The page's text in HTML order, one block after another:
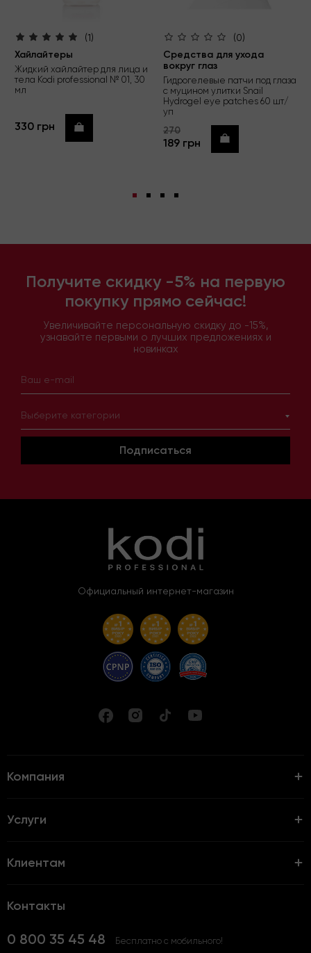
(1)
Хайлайтеры
Жидкий хайлайтер для лица и
тела Kodi professional № 01, 30
мл
330 грн Купить
(0)
Средства для ухода
вокруг глаз
Гидрогелевые патчи под глаза
с муцином улитки Snail
Hydrogel eye patches 60 шт/
уп
270
189 грн Купить
Получите скидку -5% на первую
покупку прямо сейчас!
Увеличивайте персональную скидку до -15%,
узнавайте первыми о лучших предложениях и
новинках
Выберите категории
Подписаться
Официальный интернет-магазин
Компания
Услуги
Клиентам
Контакты
0 800 35 45 48 Бесплатно с мобильного!